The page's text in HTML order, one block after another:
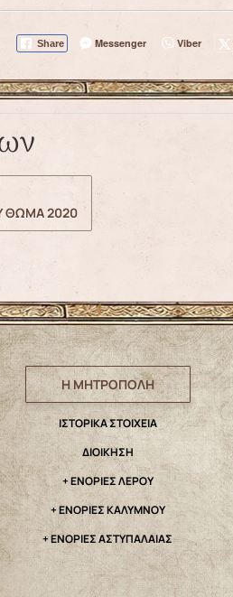
Share Messenger Viber
ΘΩΜΑ 2020
Η ΜΗΤΡΟΠΟΛΗ
IΣΤΟΡΙΚΑ ΣΤΟΙΧΕΙΑ
ΔΙΟΙΚΗΣΗ
+ ΕΝΟΡΙΕΣ ΛΕΡΟΥ
+ ΕΝΟΡΙΕΣ ΚΑΛΥΜΝΟΥ
+ ΕΝΟΡΙΕΣ ΑΣΤΥΠΑΛΑΙΑΣ